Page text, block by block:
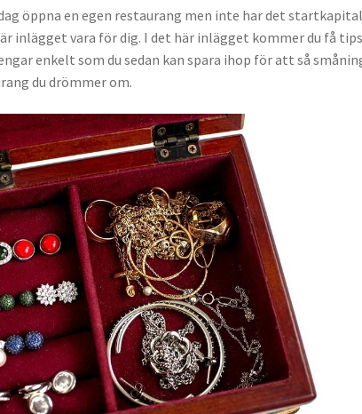
öppna en egen restaurang men inte har det
inlägget vara för dig. I det här inlägget kommer du få
enkelt som du sedan kan spara ihop för att så
du drömmer om.